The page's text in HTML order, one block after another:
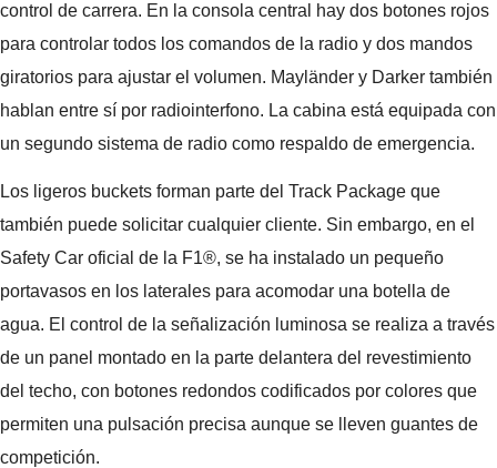
control de carrera. En la consola central hay dos botones rojos
para controlar todos los comandos de la radio y dos mandos
giratorios para ajustar el volumen. Mayländer y Darker también
hablan entre sí por radiointerfono. La cabina está equipada con
un segundo sistema de radio como respaldo de emergencia.
Los ligeros buckets forman parte del Track Package que
también puede solicitar cualquier cliente. Sin embargo, en el
Safety Car oficial de la F1®, se ha instalado un pequeño
portavasos en los laterales para acomodar una botella de
agua. El control de la señalización luminosa se realiza a través
de un panel montado en la parte delantera del revestimiento
del techo, con botones redondos codificados por colores que
permiten una pulsación precisa aunque se lleven guantes de
competición.